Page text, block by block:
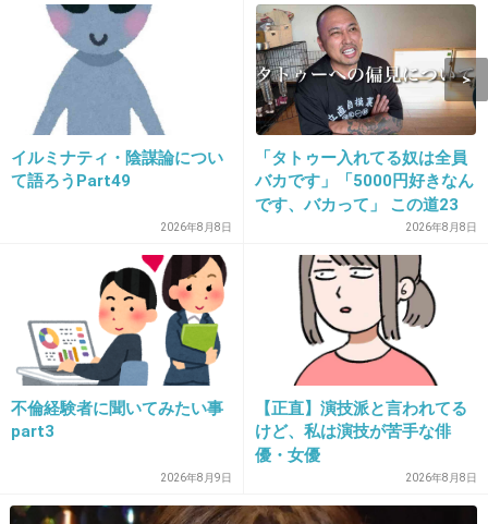
イルミナティ・陰謀論につい
て語ろうPart49
2026年8月8日
「タトゥー入れてる奴は全員
バカです」「5000円好きなん
です、バカって」 この道23
年の彫り師YouTuberの動画
が話題
2026年8月8日
不倫経験者に聞いてみたい事
part3
2026年8月9日
【正直】演技派と言われてる
けど、私は演技が苦手な俳
優・女優
2026年8月8日